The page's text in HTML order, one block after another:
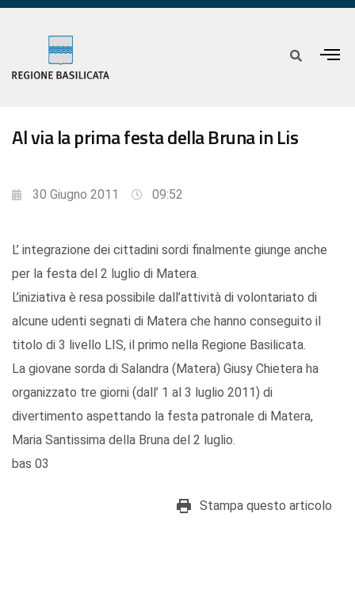
Al via la prima festa della Bruna in Lis
30 Giugno 2011 09:52
L’ integrazione dei cittadini sordi finalmente giunge anche
per la festa del 2 luglio di Matera.
L’iniziativa è resa possibile dall’attività di volontariato di
alcune udenti segnati di Matera che hanno conseguito il
titolo di 3 livello LIS, il primo nella Regione Basilicata.
La giovane sorda di Salandra (Matera) Giusy Chietera ha
organizzato tre giorni (dall’ 1 al 3 luglio 2011) di
divertimento aspettando la festa patronale di Matera,
Maria Santissima della Bruna del 2 luglio.
bas 03
Stampa questo articolo